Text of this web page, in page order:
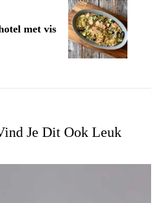
met vis
Je Dit Ook Leuk